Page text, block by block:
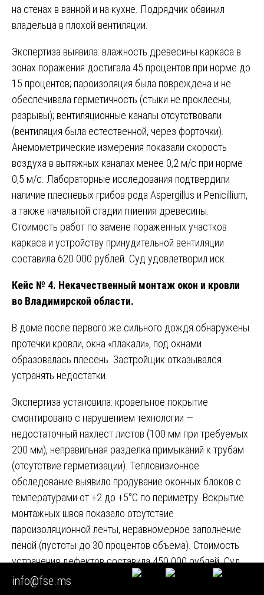
на стенах в ванной и на кухне. Подрядчик обвинил
владельца в плохой вентиляции.
Экспертиза выявила: влажность древесины каркаса в
зонах поражения достигала 45 процентов при норме до
15 процентов; пароизоляция была повреждена и не
обеспечивала герметичность (стыки не проклеены,
разрывы); вентиляционные каналы отсутствовали
(вентиляция была естественной, через форточки).
Анемометрические измерения показали скорость
воздуха в вытяжных каналах менее 0,2 м/с при норме
0,5 м/с. Лабораторные исследования подтвердили
наличие плесневых грибов рода Aspergillus и Penicillium,
а также начальной стадии гниения древесины.
Стоимость работ по замене пораженных участков
каркаса и устройству принудительной вентиляции
составила 620 000 рублей. Суд удовлетворил иск.
Кейс № 4. Некачественный монтаж окон и кровли
во Владимирской области.
В доме после первого же сильного дождя обнаружены
протечки кровли, окна «плакали», под окнами
образовалась плесень. Застройщик отказывался
устранять недостатки.
Экспертиза установила: кровельное покрытие
смонтировано с нарушением технологии —
недостаточный нахлест листов (100 мм при требуемых
200 мм), неправильная разделка примыканий к трубам
(отсутствие герметизации). Тепловизионное
обследование выявило продувание оконных блоков с
температурами от +2 до +5°C по периметру. Вскрытие
монтажных швов показало отсутствие
пароизоляционной ленты, неравномерное заполнение
пеной (пустоты до 30 процентов объема). Стоимость
устранения дефектов составила 450 000 рублей. Суд
взыскал эту сумму с застройщика.
info@fse.ms